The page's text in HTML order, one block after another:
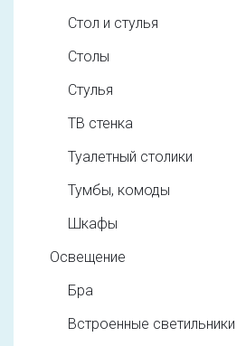
Стол и стулья
Столы
Стулья
ТВ стенка
Туалетный столики
Тумбы, комоды
Шкафы
Освещение
Бра
Встроенные светильники